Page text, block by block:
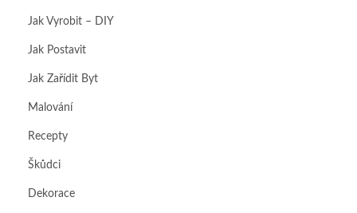
Jak Vyrobit – DIY
Jak Postavit
Jak Zařídit Byt
Malování
Recepty
Škůdci
Dekorace